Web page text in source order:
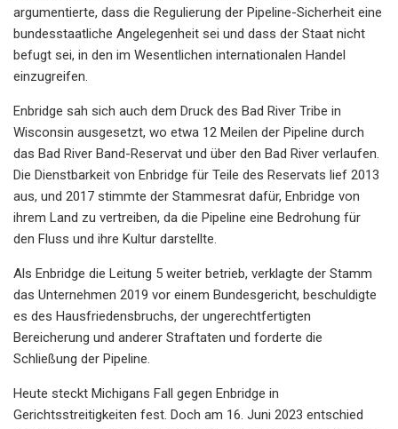
argumentierte, dass die Regulierung der Pipeline-Sicherheit eine
bundesstaatliche Angelegenheit sei und dass der Staat nicht
befugt sei, in den im Wesentlichen internationalen Handel
einzugreifen.
Enbridge sah sich auch dem Druck des Bad River Tribe in
Wisconsin ausgesetzt, wo etwa 12 Meilen der Pipeline durch
das Bad River Band-Reservat und über den Bad River verlaufen.
Die Dienstbarkeit von Enbridge für Teile des Reservats lief 2013
aus, und 2017 stimmte der Stammesrat dafür, Enbridge von
ihrem Land zu vertreiben, da die Pipeline eine Bedrohung für
den Fluss und ihre Kultur darstellte.
Als Enbridge die Leitung 5 weiter betrieb, verklagte der Stamm
das Unternehmen 2019 vor einem Bundesgericht, beschuldigte
es des Hausfriedensbruchs, der ungerechtfertigten
Bereicherung und anderer Straftaten und forderte die
Schließung der Pipeline.
Heute steckt Michigans Fall gegen Enbridge in
Gerichtsstreitigkeiten fest. Doch am 16. Juni 2023 entschied